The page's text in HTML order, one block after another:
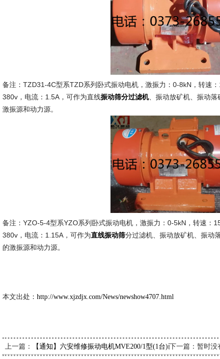
备注：TZD31-4C型系TZD系列卧式振动电机，激振力：0-8kN，转速
380v，电流：1.5A，可作为直线振动筛分过滤机、振动放矿机、振动
激振源和动力源。
备注：YZO-5-4型系YZO系列卧式振动电机，激振力：0-5kN，转速：
380v，电流：1.15A，可作为直线振动筛分过滤机、振动放矿机、振动
的激振源和动力源。
本文出处： http://www.xjzdjx.com/News/newshow4707.html
上一篇： 【通知】六安维修振动电机MVE200/1型(1台)已发，请荣经理
下一篇：暂时没